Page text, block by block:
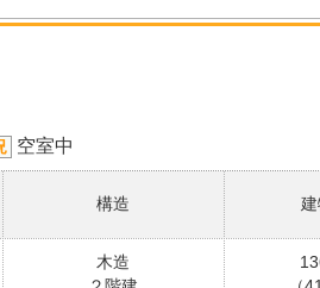
空室中
構造
木造